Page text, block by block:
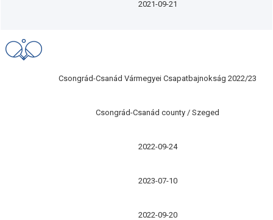
2021-09-21
Csongrád-Csanád Vármegyei Csapatbajnokság 2022/23
Csongrád-Csanád county / Szeged
2022-09-24
2023-07-10
2022-09-20